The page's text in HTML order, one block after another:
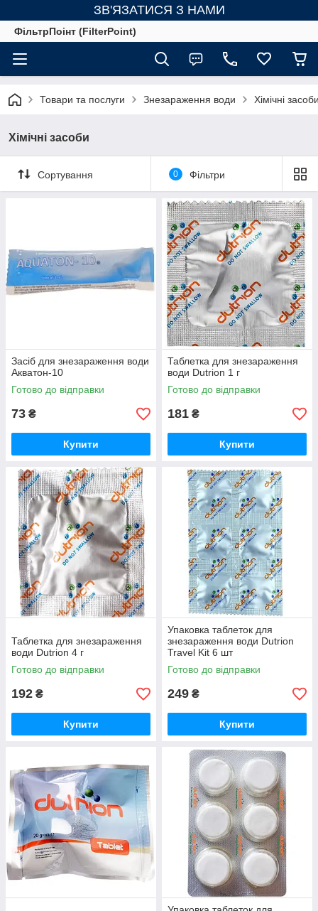
ЗВ'ЯЗАТИСЯ З НАМИ
ФільтрПоінт (FilterPoint)
Товари та послуги Знезараження води Хімічні
Хімічні засоби
Сортування 0 Фільтри
Засіб для знезараження води
Акватон-10
Готово до відправки
73 ₴
Купити
Таблетка для знезараження
води Dutrion 1 г
Готово до відправки
181 ₴
Купити
Таблетка для знезараження
води Dutrion 4 г
Готово до відправки
192 ₴
Купити
Упаковка таблеток для
знезараження води Dutrion
Travel Kit 6 шт
Готово до відправки
249 ₴
Купити